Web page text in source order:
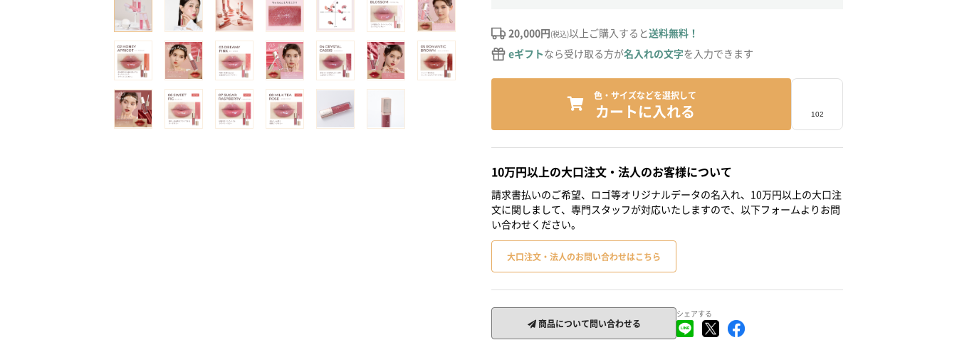
20,000円(税込)以上ご購入すると送料無料！
eギフトなら受け取る方が名入れの文字を入力できます
色・サイズなどを選択して
カートに入れる
10万円以上の大口注文・法人のお客様について
請求書払いのご希望、ロゴ等オリジナルデータの名入れ、10万円以上の大口注
文に関しまして、専門スタッフが対応いたしますので、以下フォームよりお問
い合わせください。
大口注文・法人のお問い合わせはこちら
商品について問い合わせる
シェアする